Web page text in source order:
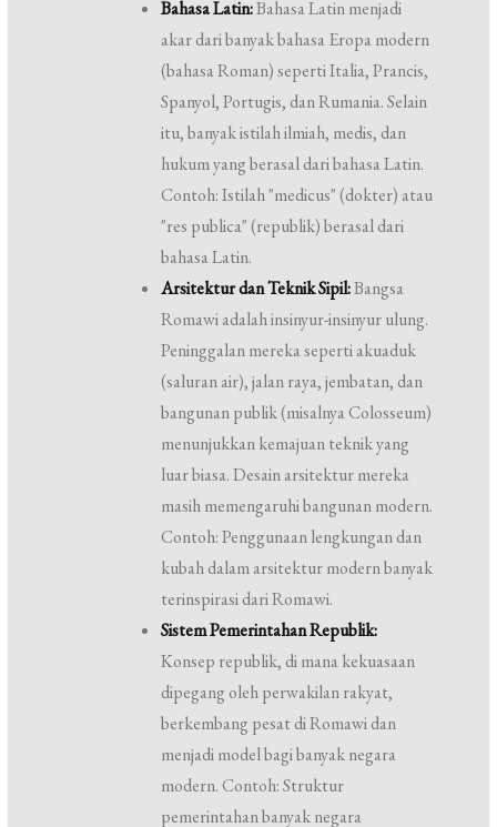
Bahasa Latin:Bahasa Latin menjadi
akar dari banyak bahasa Eropa modern
(bahasa Roman) seperti Italia, Prancis,
Spanyol, Portugis, dan Rumania. Selain
itu, banyak istilah ilmiah, medis, dan
hukum yang berasal dari bahasa Latin.
Contoh: Istilah "medicus" (dokter) atau
"res publica" (republik) berasal dari
bahasa Latin.
Arsitektur dan Teknik Sipil:Bangsa
Romawi adalah insinyur-insinyur ulung.
Peninggalan mereka seperti akuaduk
(saluran air), jalan raya, jembatan, dan
bangunan publik (misalnya Colosseum)
menunjukkan kemajuan teknik yang
luar biasa. Desain arsitektur mereka
masih memengaruhi bangunan modern.
Contoh: Penggunaan lengkungan dan
kubah dalam arsitektur modern banyak
terinspirasi dari Romawi.
Sistem Pemerintahan Republik:
Konsep republik, di mana kekuasaan
dipegang oleh perwakilan rakyat,
berkembang pesat di Romawi dan
menjadi model bagi banyak negara
modern. Contoh: Struktur
pemerintahan banyak negara